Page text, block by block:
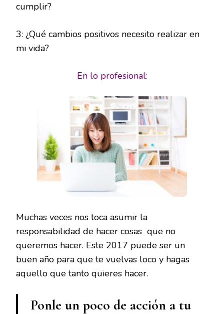
cumplir?
3: ¿Qué cambios positivos necesito realizar en
mi vida?
En lo profesional:
Muchas veces nos toca asumir la
responsabilidad de hacer cosas que no
queremos hacer. Este 2017 puede ser un
buen año para que te vuelvas loco y hagas
aquello que tanto quieres hacer.
Ponle un poco de acción a tu